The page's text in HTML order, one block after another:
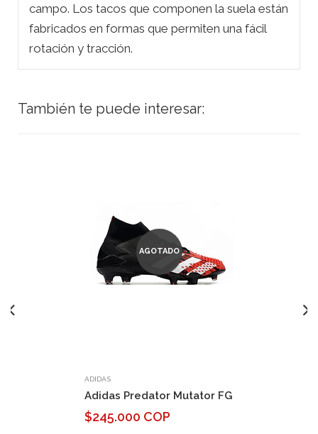
campo. Los tacos que componen la suela están
fabricados en formas que permiten una fácil
rotación y tracción.
También te puede interesar:
AGOTADO
ADIDAS
Adidas Predator Mutator FG
$245.000 COP